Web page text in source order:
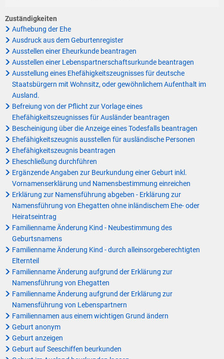
Zuständigkeiten
Aufhebung der Ehe
Ausdruck aus dem Geburtenregister
Ausstellen einer Eheurkunde beantragen
Ausstellen einer Lebenspartnerschaftsurkunde beantragen
Ausstellung eines Ehefähigkeitszeugnisses für deutsche
Staatsbürgern mit Wohnsitz, oder gewöhnlichem Aufenthalt im
Ausland.
Befreiung von der Pflicht zur Vorlage eines
Ehefähigkeitszeugnisses für Ausländer beantragen
Bescheinigung über die Anzeige eines Todesfalls beantragen
Ehefähigkeitszeugnis ausstellen für ausländische Personen
Ehefähigkeitszeugnis beantragen
Eheschließung durchführen
Ergänzende Angaben zur Beurkundung einer Geburt inkl.
Vornamenserklärung und Namensbestimmung einreichen
Erklärung zur Namensführung abgeben - Erklärung zur
Namensführung von Ehegatten ohne inländischem Ehe- oder
Heiratseintrag
Familienname Änderung Kind - Neubestimmung des
Geburtsnamens
Familienname Änderung Kind - durch alleinsorgeberechtigten
Elternteil
Familienname Änderung aufgrund der Erklärung zur
Namensführung von Ehegatten
Familienname Änderung aufgrund der Erklärung zur
Namensführung von Lebenspartnern
Familiennamen aus einem wichtigen Grund ändern
Geburt anonym
Geburt anzeigen
Geburt auf Seeschiffen beurkunden